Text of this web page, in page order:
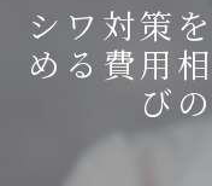
シワ対策
める費用
び